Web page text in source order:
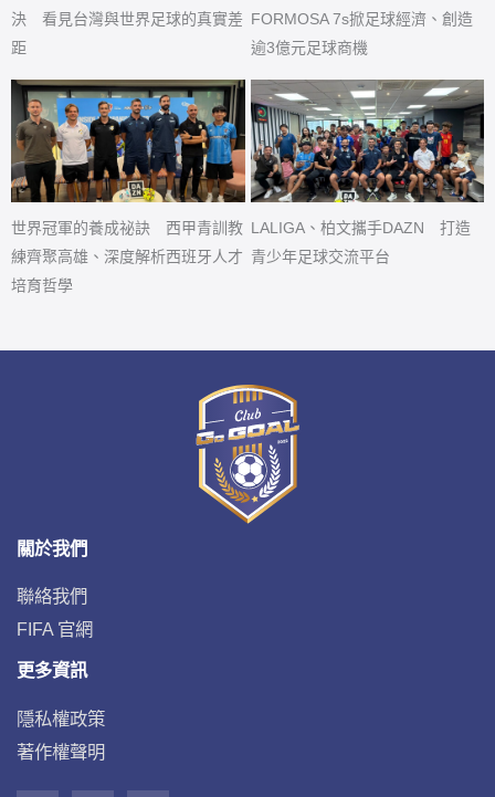
決 看見台灣與世界足球的真實差
距
FORMOSA 7s掀足球經濟、創造
逾3億元足球商機
世界冠軍的養成祕訣 西甲青訓教
練齊聚高雄、深度解析西班牙人才
培育哲學
LALIGA、柏文攜手DAZN 打造
青少年足球交流平台
關於我們
聯絡我們
FIFA 官網
更多資訊
隱私權政策
著作權聲明